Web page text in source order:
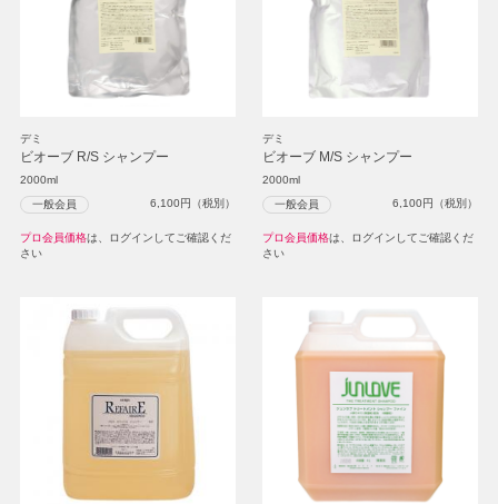
デミ
ビオーブ R/S シャンプー
2000ml
一般会員 6,100円（税別）
プロ会員価格は、ログインしてご確認くだ
さい
デミ
ビオーブ M/S シャンプー
2000ml
一般会員 6,100円（税別）
プロ会員価格は、ログインしてご確認くだ
さい